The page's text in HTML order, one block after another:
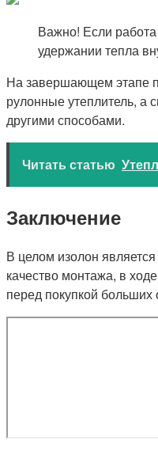
Важно! Если
удержании тепла
На завершающем этапе
рулонные утеплитель, а
другими способами.
Читать статью
Заключение
В целом изолон
качество монтажа, в
перед покупкой больших